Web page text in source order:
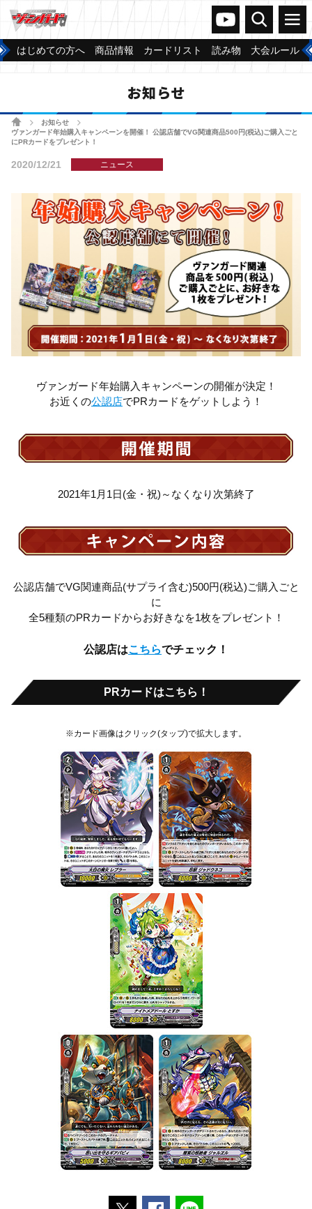
ヴァンガードch
検索 メニュー
はじめての方へ 商品情報 カードリスト 読み物 大会ルール
お知らせ
ホームお知らせ
ヴァンガード年始購入キャンペーンを開催！ 公認店舗でVG関連商品500円(税込)ご購入ごと
にPRカードをプレゼント！
2020/12/21 ニュース
ヴァンガード年始購入キャンペーンの開催が決定！
お近くの公認店でPRカードをゲットしよう！
2021年1月1日(金・祝)～なくなり次第終了
公認店舗でVG関連商品(サプライ含む)500円(税込)ご購入ごと
に
全5種類のPRカードからお好きなを1枚をプレゼント！
公認店はこちらでチェック！
PRカードはこちら！
※カード画像はクリック(タップ)で拡大します。
ポストするFacebookでシェアする